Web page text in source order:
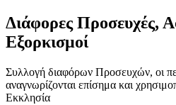
Διάφορες Προσευχές,
Εξορκισμοί
Συλλογή διαφόρων Προσευχών, οι
αναγνωρίζονται επίσημα και
Εκκλησία